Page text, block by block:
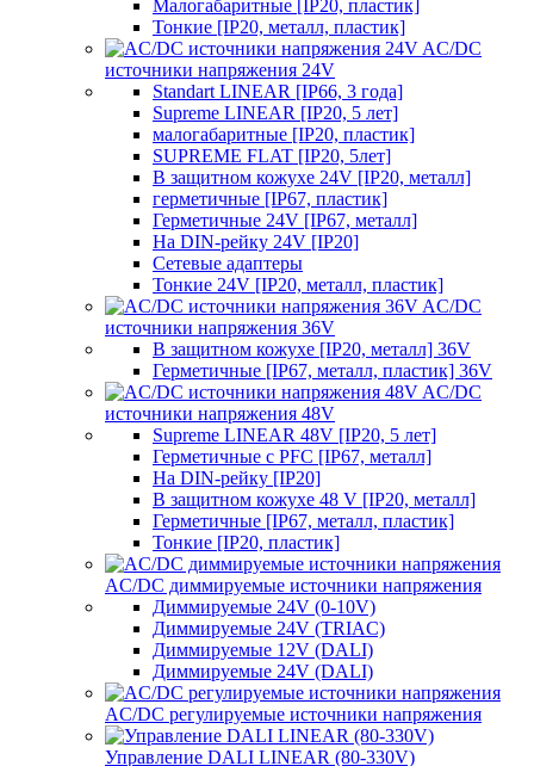
Малогабаритные [IP20, пластик]
Тонкие [IP20, металл, пластик]
AC/DC
источники напряжения 24V
Standart LINEAR [IP66, 3 года]
Supreme LINEAR [IP20, 5 лет]
малогабаритные [IP20, пластик]
SUPREME FLAT [IP20, 5лет]
В защитном кожухе 24V [IP20, металл]
герметичные [IP67, пластик]
Герметичные 24V [IP67, металл]
На DIN-рейку 24V [IP20]
Сетевые адаптеры
Тонкие 24V [IP20, металл, пластик]
AC/DC
источники напряжения 36V
В защитном кожухе [IP20, металл] 36V
Герметичные [IP67, металл, пластик] 36V
AC/DC
источники напряжения 48V
Supreme LINEAR 48V [IP20, 5 лет]
Герметичные с PFC [IP67, металл]
На DIN-рейку [IP20]
В защитном кожухе 48 V [IP20, металл]
Герметичные [IP67, металл, пластик]
Тонкие [IP20, пластик]
AC/DC диммируемые источники напряжения
Диммируемые 24V (0-10V)
Диммируемые 24V (TRIAC)
Диммируемые 12V (DALI)
Диммируемые 24V (DALI)
AC/DC регулируемые источники напряжения
Управление DALI LINEAR (80-330V)